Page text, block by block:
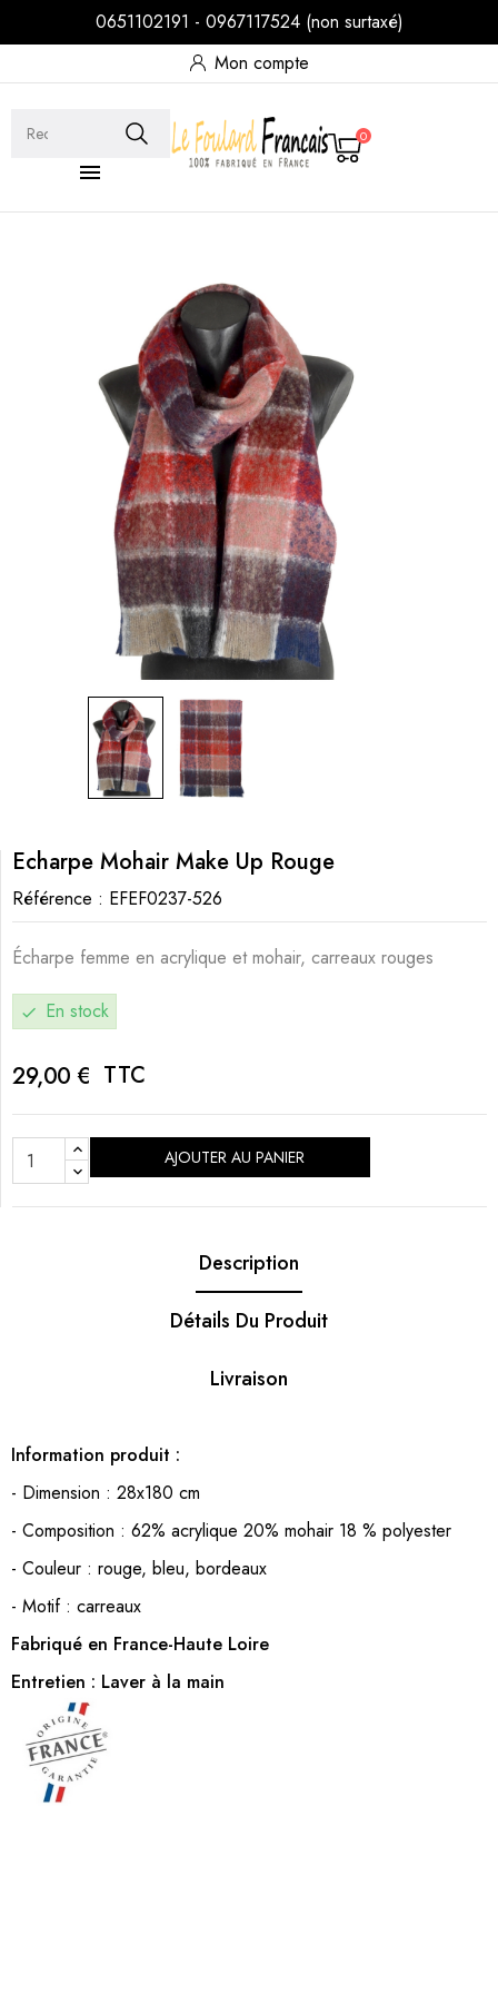
0651102191 - 0967117524 (non surtaxé)
Mon compte

0
Echarpe Mohair Make Up Rouge
Référence : EFEF0237-526
Écharpe femme en acrylique et mohair, carreaux rouges
check En stock
29,00 € TTC
AJOUTER AU PANIER
Description
Détails Du Produit
Livraison
Information produit :
- Dimension : 28x180 cm
- Composition : 62% acrylique 20% mohair 18 % polyester
- Couleur : rouge, bleu, bordeaux
- Motif : carreaux
Fabriqué en France-Haute Loire
Entretien : Laver à la main